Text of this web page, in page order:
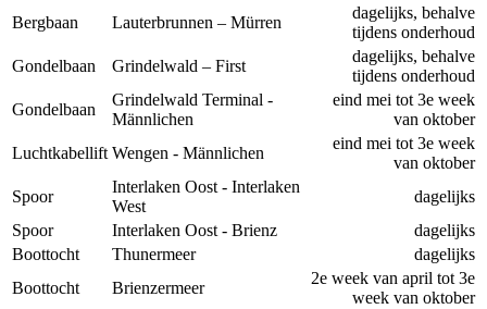
Bergbaan
Lauterbrunnen – Mürren
dagelijks, behalve
tijdens onderhoud
Gondelbaan
Grindelwald – First
dagelijks, behalve
tijdens onderhoud
Gondelbaan
Grindelwald Terminal -
Männlichen
eind mei tot 3e week
van oktober
Luchtkabellift Wengen - Männlichen
eind mei tot 3e week
van oktober
Spoor
Interlaken Oost - Interlaken
West
dagelijks
Spoor
Interlaken Oost - Brienz
dagelijks
Boottocht
Thunermeer
dagelijks
Boottocht
Brienzermeer
2e week van april tot 3e
week van oktober